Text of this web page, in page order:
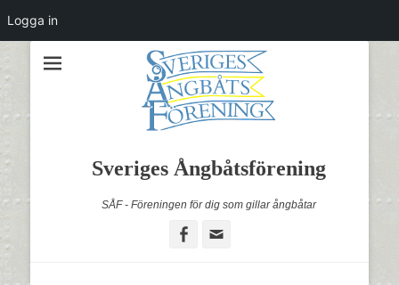
Sveriges Ångbåtsförening
SÅF - Föreningen för dig som gillar ångbåtar
Facebook
Logga in